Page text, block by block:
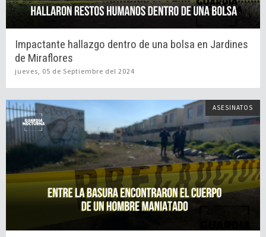
Impactante hallazgo dentro de una bolsa en Jardines
de Miraflores
jueves, 05 de Septiembre del 2024
ASESINATOS